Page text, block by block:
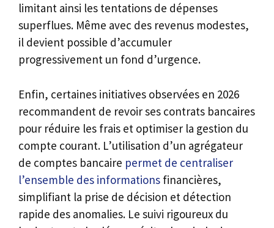
limitant ainsi les tentations de dépenses
superflues. Même avec des revenus modestes,
il devient possible d’accumuler
progressivement un fond d’urgence.
Enfin, certaines initiatives observées en 2026
recommandent de revoir ses contrats bancaires
pour réduire les frais et optimiser la gestion du
compte courant. L’utilisation d’un agrégateur
de comptes bancaire permet de centraliser
l’ensemble des informations financières,
simplifiant la prise de décision et détection
rapide des anomalies. Le suivi rigoureux du